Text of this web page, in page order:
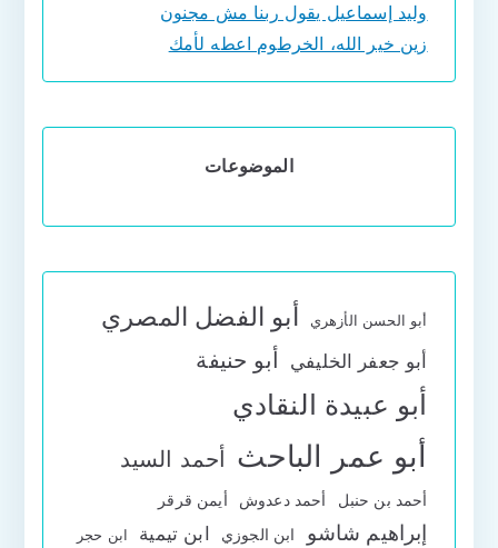
وليد إسماعيل يقول ربنا مش مجنون
زين خير الله، الخرطوم اعطه لأمك
الموضوعات
أبو الحسن الأزهري أبو الفضل المصري
أبو جعفر الخليفي أبو حنيفة
أبو عبيدة النقادي
أبو عمر الباحث أحمد السيد
أحمد بن حنبل أحمد دعدوش أيمن قرقر
إبراهيم شاشو ابن الجوزي ابن تيمية ابن حجر